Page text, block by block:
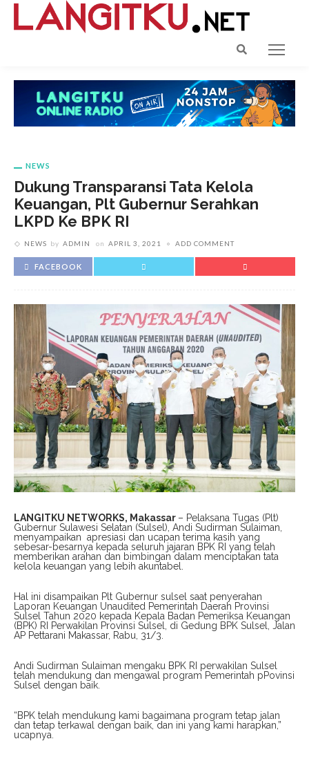
NEWS
Dukung Transparansi Tata Kelola
Keuangan, Plt Gubernur Serahkan
LKPD Ke BPK RI
NEWS by ADMIN on APRIL 3, 2021 ADD COMMENT
FACEBOOK
LANGITKU NETWORKS, Makassar – Pelaksana Tugas (Plt)
Gubernur Sulawesi Selatan (Sulsel), Andi Sudirman Sulaiman,
menyampaikan apresiasi dan ucapan terima kasih yang
sebesar-besarnya kepada seluruh jajaran BPK RI yang telah
memberikan arahan dan bimbingan dalam menciptakan tata
kelola keuangan yang lebih akuntabel.
Hal ini disampaikan Plt Gubernur sulsel saat penyerahan
Laporan Keuangan Unaudited Pemerintah Daerah Provinsi
Sulsel Tahun 2020 kepada Kepala Badan Pemeriksa Keuangan
(BPK) RI Perwakilan Provinsi Sulsel, di Gedung BPK Sulsel, Jalan
AP Pettarani Makassar, Rabu, 31/3.
Andi Sudirman Sulaiman mengaku BPK RI perwakilan Sulsel
telah mendukung dan mengawal program Pemerintah pPovinsi
Sulsel dengan baik.
“BPK telah mendukung kami bagaimana program tetap jalan
dan tetap terkawal dengan baik, dan ini yang kami harapkan,”
ucapnya.